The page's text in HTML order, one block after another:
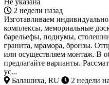
2 недели назад
Изготавливаем
комплексы, мемориальные
барельефы, подиумы,
гранита, мрамора, бронзы.
или осуществляем монтаж. В
предлагайте варианты.
ус...
Балашиха, RU
2 недели